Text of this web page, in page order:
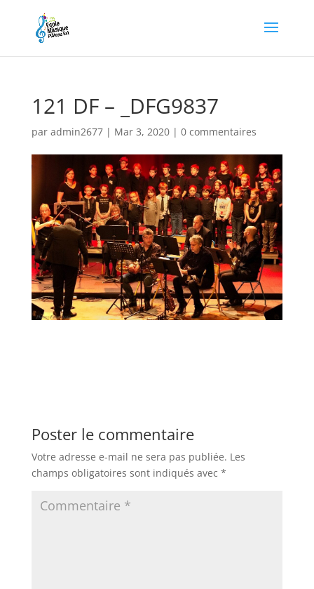
121 DF – _DFG9837
par admin2677| Mar 3, 2020| 0 commentaires
Poster le commentaire
Votre adresse e-mail ne sera pas publiée. Les
champs obligatoires sont indiqués avec *